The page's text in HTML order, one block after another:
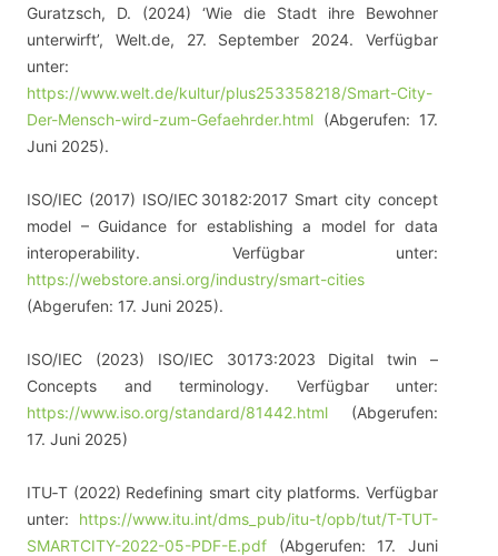
Guratzsch, D. (2024) ‘Wie die Stadt ihre Bewohner
unterwirft’, Welt.de, 27. September 2024. Verfügbar
unter:
https://www.welt.de/kultur/plus253358218/Smart-City-
Der-Mensch-wird-zum-Gefaehrder.html (Abgerufen: 17.
Juni 2025).
ISO/IEC (2017) ISO/IEC 30182:2017 Smart city concept
model – Guidance for establishing a model for data
interoperability. Verfügbar unter:
https://webstore.ansi.org/industry/smart-cities
(Abgerufen: 17. Juni 2025).
ISO/IEC (2023) ISO/IEC 30173:2023 Digital twin –
Concepts and terminology. Verfügbar unter:
https://www.iso.org/standard/81442.html (Abgerufen:
17. Juni 2025)
ITU‑T (2022) Redefining smart city platforms. Verfügbar
unter: https://www.itu.int/dms_pub/itu-t/opb/tut/T-TUT-
SMARTCITY-2022-05-PDF-E.pdf (Abgerufen: 17. Juni